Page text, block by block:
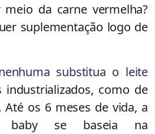
da carne vermelha?
suplementação logo de
substitua o leite
industrializados, como de
Até os 6 meses de vida, a
baby se baseia na